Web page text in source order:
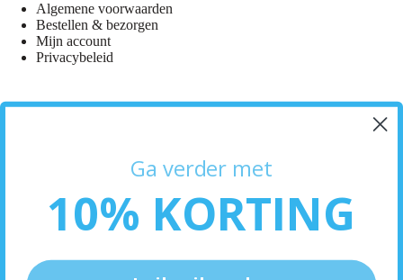
Algemene voorwaarden
Bestellen & bezorgen
Mijn account
Privacybeleid
Retourneren
Neem contact op
Ga verder met
10% KORTING